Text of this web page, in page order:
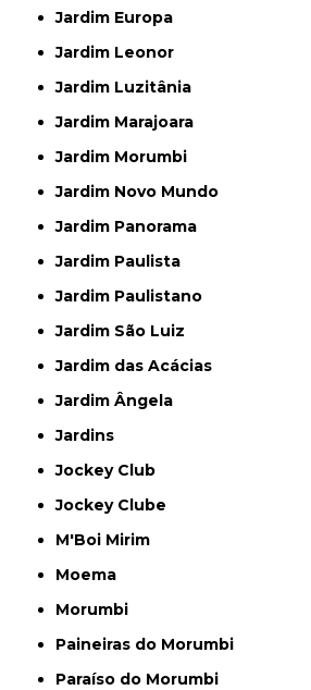
Jardim Europa
Jardim Leonor
Jardim Luzitânia
Jardim Marajoara
Jardim Morumbi
Jardim Novo Mundo
Jardim Panorama
Jardim Paulista
Jardim Paulistano
Jardim São Luiz
Jardim das Acácias
Jardim Ângela
Jardins
Jockey Club
Jockey Clube
M'Boi Mirim
Moema
Morumbi
Paineiras do Morumbi
Paraíso do Morumbi